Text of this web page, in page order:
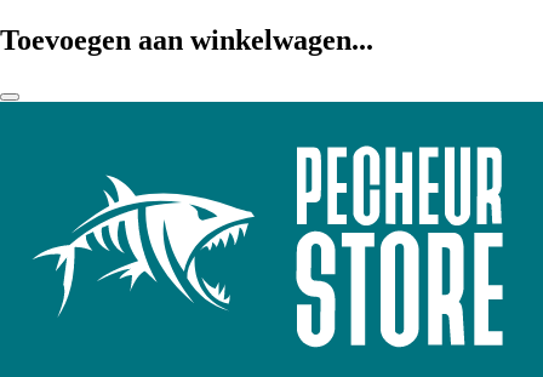
Toevoegen aan winkelwagen...